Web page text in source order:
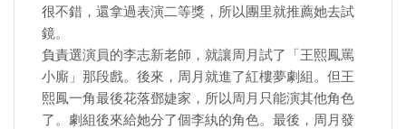
很不錯，還拿過表演二等獎，所以團里就推薦她去試
鏡。
負責選演員的李志新老師，就讓周月試了「王熙鳳罵
小廝」那段戲。後來，周月就進了紅樓夢劇組。但王
熙鳳一角最後花落鄧婕家，所以周月只能演其他角色
了。劇組後來給她分了個李紈的角色。最後，周月發